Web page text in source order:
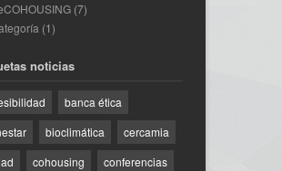
(7)
(1)
noticias
banca ética
bioclimática
cercamia
cohousing
conferencias